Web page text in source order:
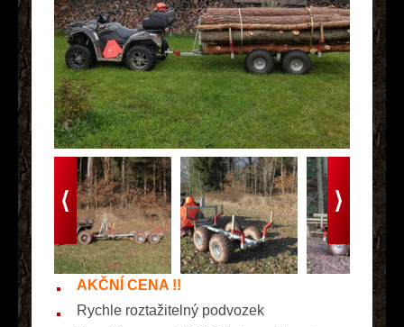
AKČNÍ CENA !!
Rychle roztažitelný podvozek